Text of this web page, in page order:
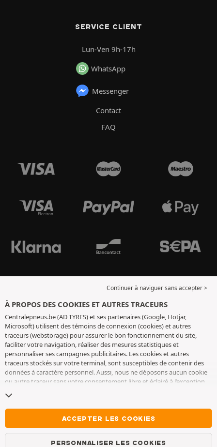
SERVICE CLIENT
Lun-Ven 9h-17h
WhatsApp
Messenger
Contact
FAQ
Continuer à naviguer sans accepter >
À PROPOS DES COOKIES ET AUTRES TRACEURS
Centralepneus.be (AD TYRES) et ses partenaires (Google, Hotjar,
Microsoft) utilisent des témoins de connexion (cookies) et autres
traceurs (webstorage) pour assurer le bon fonctionnement du site,
faciliter votre navigation, réaliser des mesures statistiques et
personnaliser ses campagnes publicitaires. Les cookies et autres
traceurs stockés sur votre terminal, sont susceptibles de contenir des
données à caractère personnel. Aussi, nous ne déposons aucun cookie
ou autre traceur sans votre consentement libre et éclairé à l’exception
conservons votre choix pendant 6 mois. Vous pouvez retirer votre
consentement à tout moment en vous rendant sur lapage cookies et
. Vous pouvez choisir de continuer à naviguer sans
accepter le dépôt de cookies ou autres traceurs. Le refus ne fait pas
obstacle à l’accès aux services AD TYRES. Pour plus d’informations, nous
ACCEPTER LES COOKIES
PERSONNALISER LES COOKIES